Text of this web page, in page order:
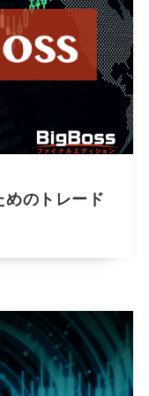
のトレード